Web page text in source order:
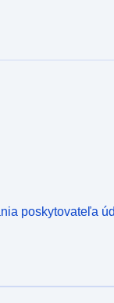
poskytovateľa